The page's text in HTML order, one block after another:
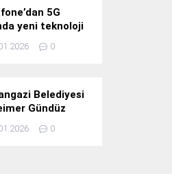
5G
yeni teknoloji
0
Belediyesi
Gündüz
Evi 3. Yılını
0